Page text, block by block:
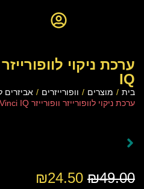
IQ
בית / מוצרים / וופורייזרים / אביזרים
ערכת ניקוי לוופורייזר וופורייזר Da Vinci IQ
₪49.00
₪24.50